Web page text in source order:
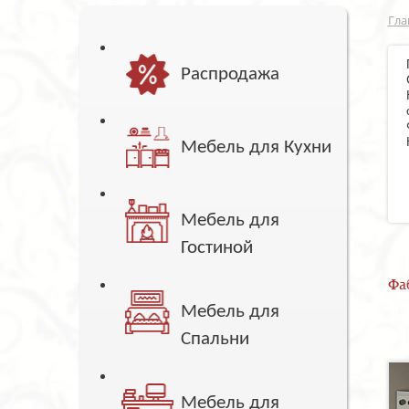
Распродажа
Мебель для Кухни
Мебель для
Гостиной
Мебель для
Спальни
Мебель для